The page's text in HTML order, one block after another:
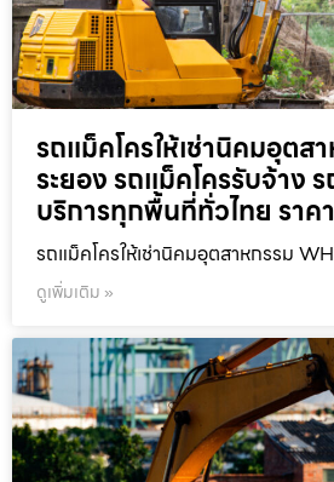
รถแม็คโครให้เช่านิคมอุตส
ระยอง รถแม็คโครรับจ้าง ร
บริการทุกพื้นที่ทั่วไทย ราค
รถแม็คโครให้เช่านิคมอุตสาหกรรม
ดูเพิ่มเติม »